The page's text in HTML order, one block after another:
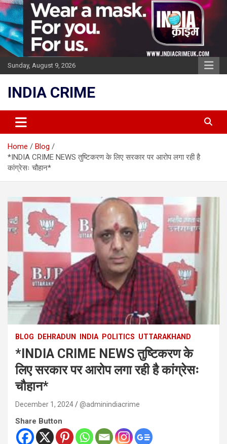
Skip
to
content
Sunday, August 9, 2026
INDIA CRIME
Home
Blog
*INDIA CRIME NEWS तुष्टिकरण के लिए सरकार पर आरोप लगा रही है
कांग्रेसः चौहान*
BLOG DEHRADUN INDIA POLITICS UTTARAKHAND
*INDIA CRIME NEWS तुष्टिकरण के
लिए सरकार पर आरोप लगा रही है कांग्रेसः
चौहान*
December 1, 2024 @adminindiacrime
Share Button